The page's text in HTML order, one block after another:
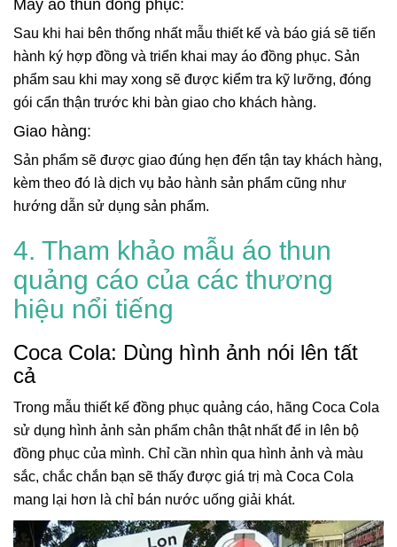
May áo thun đồng phục:
Sau khi hai bên thống nhất mẫu thiết kế và báo giá sẽ tiến
hành ký hợp đồng và triển khai may áo đồng phục. Sản
phẩm sau khi may xong sẽ được kiểm tra kỹ lưỡng, đóng
gói cẩn thận trước khi bàn giao cho khách hàng.
Giao hàng:
Sản phẩm sẽ được giao đúng hẹn đến tận tay khách hàng,
kèm theo đó là dịch vụ bảo hành sản phẩm cũng như
hướng dẫn sử dụng sản phẩm.
4. Tham khảo mẫu áo thun
quảng cáo của các thương
hiệu nổi tiếng
Coca Cola: Dùng hình ảnh nói lên tất
cả
Trong mẫu thiết kế đồng phục quảng cáo, hãng Coca Cola
sử dụng hình ảnh sản phẩm chân thật nhất để in lên bộ
đồng phục của mình. Chỉ cần nhìn qua hình ảnh và màu
sắc, chắc chắn bạn sẽ thấy được giá trị mà Coca Cola
mang lại hơn là chỉ bán nước uống giải khát.